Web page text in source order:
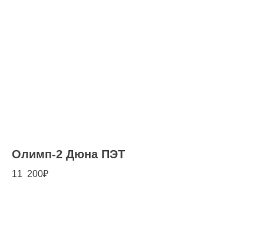
Олимп-2 Дюна ПЭТ
11 200₽